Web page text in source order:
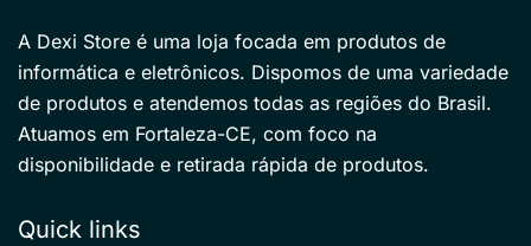
A Dexi Store é uma loja focada em produtos de
informática e eletrônicos. Dispomos de uma variedade
de produtos e atendemos todas as regiões do Brasil.
Atuamos em Fortaleza-CE, com foco na
disponibilidade e retirada rápida de produtos.
Quick links